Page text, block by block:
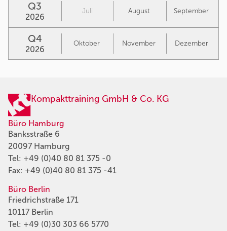
Q3
2026
Juli August September
Q4
2026
Oktober November Dezember
Kompakttraining GmbH & Co. KG
Büro Hamburg
Banksstraße 6
20097 Hamburg
Tel: +49 (0)40 80 81 375 -0
Fax: +49 (0)40 80 81 375 -41
Büro Berlin
Friedrichstraße 171
10117 Berlin
Tel: +49 (0)30 303 66 5770